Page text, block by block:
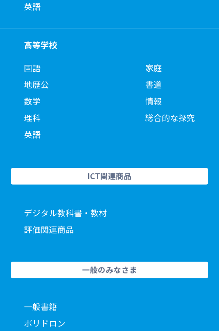
英語
高等学校
国語
地歴公
数学
理科
英語
家庭
書道
情報
総合的な探究
ICT関連商品
デジタル教科書・教材
評価関連商品
一般のみなさま
一般書籍
ポリドロン